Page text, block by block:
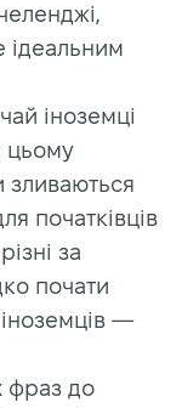
ідеальним
іноземці
цьому
зливаються
початківців
за
почати
—
фраз до